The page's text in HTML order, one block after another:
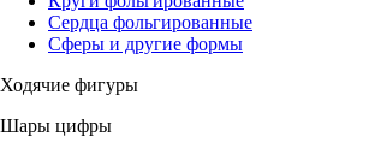
Сердца фольгированные
Сферы и другие формы
Ходячие фигуры
Шары цифры